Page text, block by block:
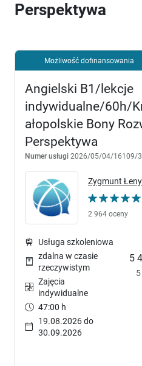
Perspektywa
Możliwość dofinansowania
Angielski B1/lekcje
indywidualne/60h/
ałopolskie Bony
Perspektywa
Numer usługi 2026/05/04/16109/
Zygmunt
2 964 oceny
5
Usługa szkoleniowa
zdalna w czasie
rzeczywistym
Zajęcia
indywidualne
47:00 h
19.08.2026 do
30.09.2026